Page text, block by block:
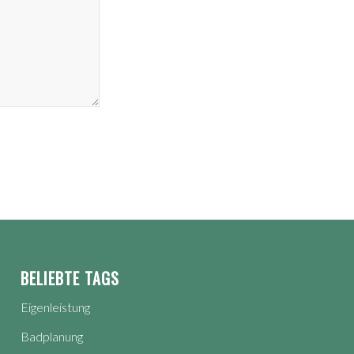
BELIEBTE TAGS
Eigenleistung
Badplanung